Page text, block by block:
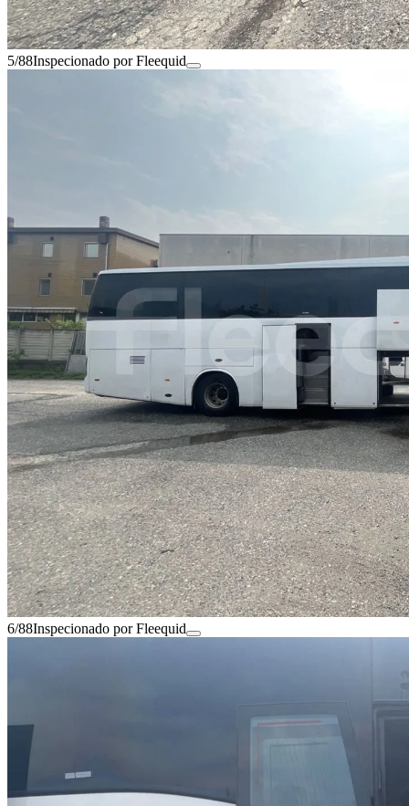
5/88Inspecionado por Fleequid
6/88Inspecionado por Fleequid